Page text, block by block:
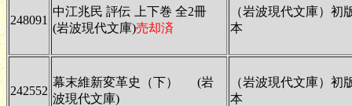
248091
中江兆民 評伝 上下巻 全2冊
(岩波現代文庫)売却済
（岩波現代文庫）初
本
242552
幕末維新変革史（下） (岩
波現代文庫)
（岩波現代文庫）初
本